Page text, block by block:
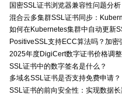
国密SSL证书浏览器兼容性问题分析
混合云多集群SSL证书同步：
如何在Kubernetes集群中自动更新
PositiveSSL支持ECC算法吗？加密
2025年度DigiCert数字证书价格调
SSL证书中的数字签名是什么？
多域名SSL证书是否支持免费申请？
SSL证书的前向安全性：实现数据